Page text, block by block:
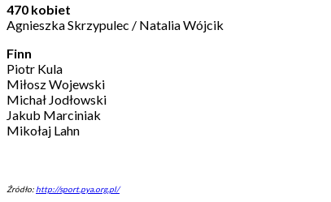
470 kobiet
Agnieszka Skrzypulec / Natalia Wójcik
Finn
Piotr Kula
Miłosz Wojewski
Michał Jodłowski
Jakub Marciniak
Mikołaj Lahn
Źródło: http://sport.pya.org.pl/